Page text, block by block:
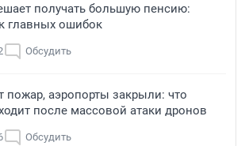
получать большую пенсию:
главных ошибок
Обсудить
пожар, аэропорты закрыли: что
после массовой атаки дронов
Обсудить